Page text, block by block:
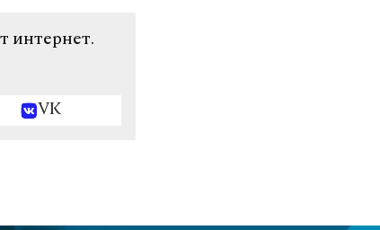
интернет.
VK